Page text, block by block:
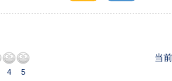
4 5
当